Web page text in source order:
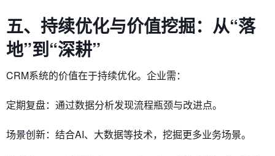
五、持续优化与价值挖掘：从“落
地”到“深耕”
CRM系统的价值在于持续优化。企业需：
定期复盘：通过数据分析发现流程瓶颈与改进点。
场景创新：结合AI、大数据等技术，挖掘更多业务场景。